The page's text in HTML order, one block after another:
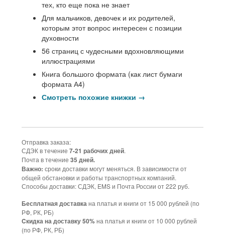
тех, кто еще пока не знает
Для мальчиков, девочек и их родителей,
которым этот вопрос интересен с позиции
духовности
56 страниц с чудесными вдохновляющими
иллюстрациями
Книга большого формата (как лист бумаги
формата А4)
Смотреть похожие книжки →
Отправка заказа:
СДЭК в течение 7-21 рабочих дней.
Почта в течение 35 дней.
Важно: сроки доставки могут меняться. В зависимости от
общей обстановки и работы транспортных компаний.
Способы доставки: СДЭК, EMS и Почта России от 222 руб.
Бесплатная доставкана платья и книги от 15 000 рублей (по
РФ, РК, РБ)
Cкидка на доставку 50% на платья и книги от 10 000 рублей
(по РФ, РК, РБ)